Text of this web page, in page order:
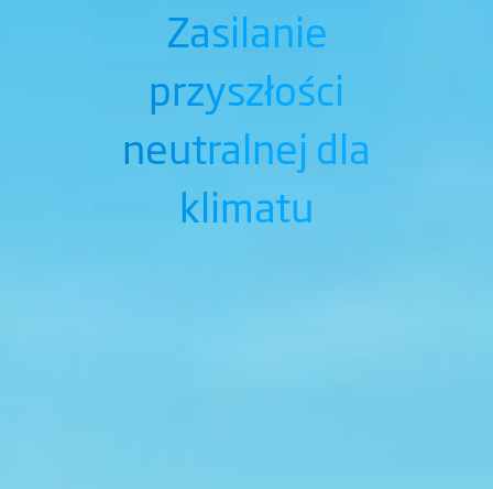
Zasilanie
przyszłości
neutralnej dla
klimatu